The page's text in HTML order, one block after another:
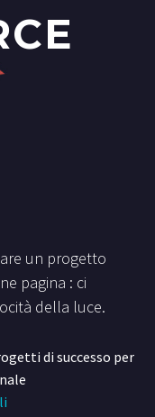
un progetto
pagina : ci
della luce.
di successo per